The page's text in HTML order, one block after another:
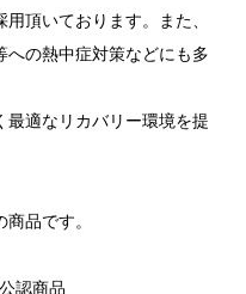
頂いております。また、
の熱中症対策などにも多
適なリカバリー環境を提
品です。
認商品